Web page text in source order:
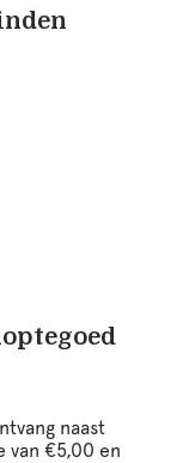
naast
van €5,00 en